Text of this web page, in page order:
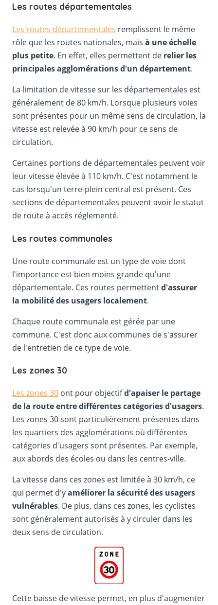
Les routes départementales
Les routes départementales remplissent le même
rôle que les routes nationales, mais à une échelle
plus petite. En effet, elles permettent de relier les
principales agglomérations d'un département.
La limitation de vitesse sur les départementales est
généralement de 80 km/h. Lorsque plusieurs voies
sont présentes pour un même sens de circulation, la
vitesse est relevée à 90 km/h pour ce sens de
circulation.
Certaines portions de départementales peuvent voir
leur vitesse élevée à 110 km/h. C'est notamment le
cas lorsqu'un terre-plein central est présent. Ces
sections de départementales peuvent avoir le statut
de route à accès réglementé.
Les routes communales
Une route communale est un type de voie dont
l'importance est bien moins grande qu'une
départementale. Ces routes permettentd'assurer
la mobilité des usagers localement.
Chaque route communale est gérée par une
commune. C'est donc aux communes de s'assurer
de l'entretien de ce type de voie.
Les zones 30
Les zones 30ont pour objectifd'apaiser le partage
de la route entre différentes catégories d'usagers.
Les zones 30 sont particulièrement présentes dans
les quartiers des agglomérations où différentes
catégories d'usagers sont présentes. Par exemple,
aux abords des écoles ou dans les centres-ville.
La vitesse dans ces zones est limitée à 30 km/h, ce
qui permet d'yaméliorer la sécurité des usagers
vulnérables. De plus, dans ces zones, les cyclistes
sont généralement autorisés à y circuler dans les
deux sens de circulation.
Cette baisse de vitesse permet, en plus d'augmenter